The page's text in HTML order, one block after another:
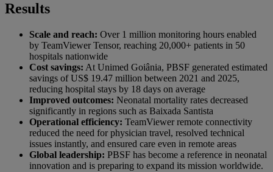
Results
Scale and reach: Over 1 million monitoring hours enabled
by TeamViewer Tensor, reaching 20,000+ patients in 50
hospitals nationwide
Cost savings: At Unimed Goiânia, PBSF generated estimated
savings of US$ 19.47 million between 2021 and 2025,
reducing hospital stays by 18 days on average
Improved outcomes: Neonatal mortality rates decreased
significantly in regions such as Baixada Santista
Operational efficiency: TeamViewer remote connectivity
reduced the need for physician travel, resolved technical
issues instantly, and ensured care even in remote areas
Global leadership: PBSF has become a reference in neonatal
innovation and is preparing to expand its mission worldwide.